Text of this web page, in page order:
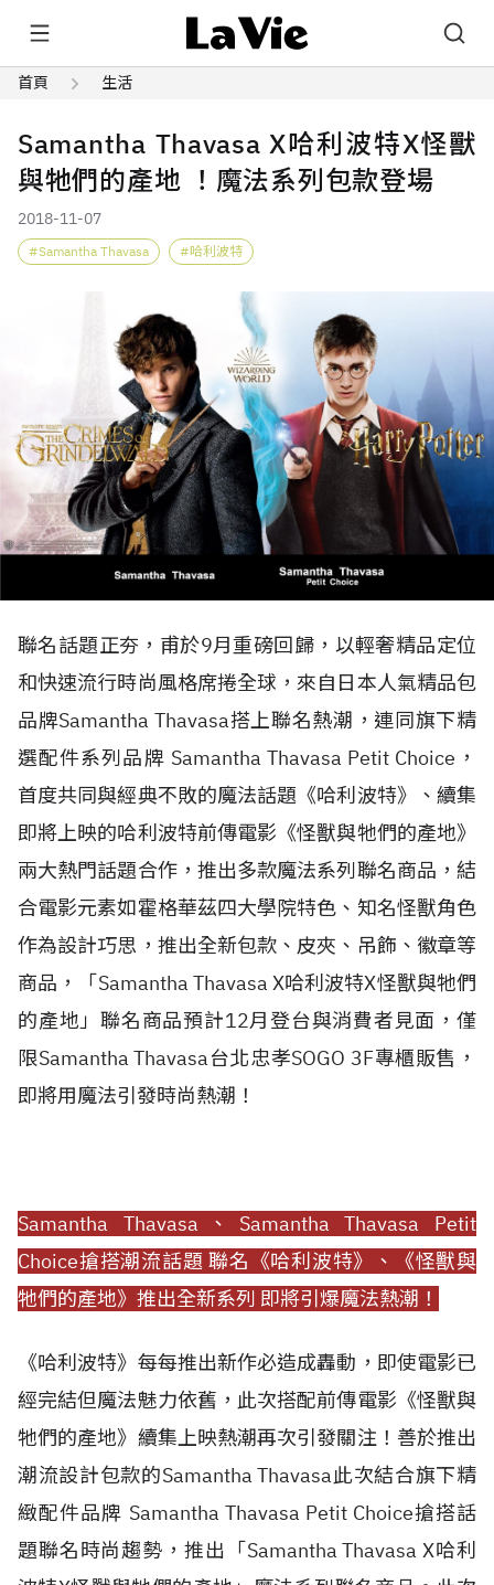
首頁 生活
Samantha Thavasa X哈利波特X怪獸
與牠們的產地 ！魔法系列包款登場
2018-11-07
Samantha Thavasa 哈利波特
聯名話題正夯，甫於9月重磅回歸，以輕奢精品定位
和快速流行時尚風格席捲全球，來自日本人氣精品包
品牌Samantha Thavasa搭上聯名熱潮，連同旗下精
選配件系列品牌 Samantha Thavasa Petit Choice，
首度共同與經典不敗的魔法話題《哈利波特》、續集
即將上映的哈利波特前傳電影《怪獸與牠們的產地》
兩大熱門話題合作，推出多款魔法系列聯名商品，結
合電影元素如霍格華茲四大學院特色、知名怪獸角色
作為設計巧思，推出全新包款、皮夾、吊飾、徽章等
商品，「Samantha Thavasa X哈利波特X怪獸與牠們
的產地」聯名商品預計12月登台與消費者見面，僅
限Samantha Thavasa台北忠孝SOGO 3F專櫃販售，
即將用魔法引發時尚熱潮！
Samantha Thavasa、Samantha Thavasa Petit
Choice搶搭潮流話題 聯名《哈利波特》、《怪獸與
牠們的產地》推出全新系列 即將引爆魔法熱潮！
《哈利波特》每每推出新作必造成轟動，即使電影已
經完結但魔法魅力依舊，此次搭配前傳電影《怪獸與
牠們的產地》續集上映熱潮再次引發關注！善於推出
潮流設計包款的Samantha Thavasa此次結合旗下精
緻配件品牌 Samantha Thavasa Petit Choice搶搭話
題聯名時尚趨勢，推出「Samantha Thavasa X哈利